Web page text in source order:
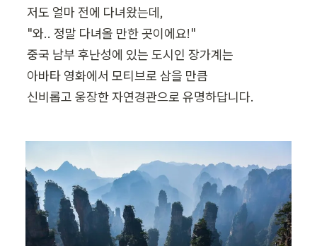
저도 얼마 전에 다녀왔는데,
"와.. 정말 다녀올 만한 곳이에요!"
중국 남부 후난성에 있는 도시인 장가계는
아바타 영화에서 모티브로 삼을 만큼
신비롭고 웅장한 자연경관으로 유명하답니다.